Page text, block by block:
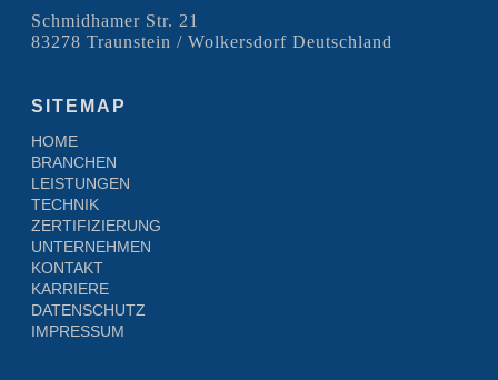
Schmidhamer Str. 21
83278 Traunstein / Wolkersdorf Deutschland
SITEMAP
HOME
BRANCHEN
LEISTUNGEN
TECHNIK
ZERTIFIZIERUNG
UNTERNEHMEN
KONTAKT
KARRIERE
DATENSCHUTZ
IMPRESSUM